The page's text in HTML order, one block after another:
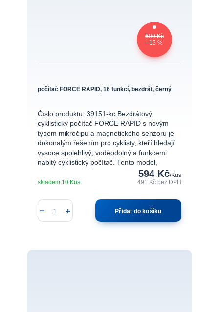
699 Kč
- 15 %
počítač FORCE RAPID, 16 funkcí, bezdrát, černý
Číslo produktu: 39151-kc Bezdrátový
cyklistický počítač FORCE RAPID s novým
typem mikročipu a magnetického senzoru je
dokonalým řešením pro cyklisty, kteří hledají
vysoce spolehlivý, voděodolný a funkcemi
nabitý cyklistický počítač. Tento model,
594 Kč/Kus
491 Kč bez DPH
skladem 10 Kus
Přidat do košíku